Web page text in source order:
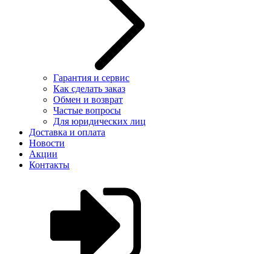
Гарантия и сервис
Как сделать заказ
Обмен и возврат
Частые вопросы
Для юридических лиц
Доставка и оплата
Новости
Акции
Контакты